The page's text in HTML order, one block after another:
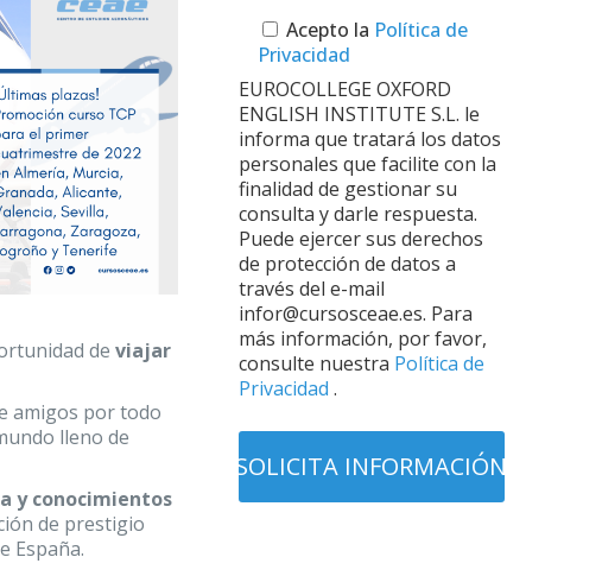
deviajar
amigos por todo
lleno de
y conocimientos
de prestigio
España.
Acepto la Política de
Privacidad
EUROCOLLEGE OXFORD
ENGLISH INSTITUTE S.L. le
informa que tratará los datos
personales que facilite con la
finalidad de gestionar su
consulta y darle respuesta.
Puede ejercer sus derechos
de protección de datos a
través del e-mail
infor@cursosceae.es. Para
más información, por favor,
consulte nuestra Política de
Privacidad .